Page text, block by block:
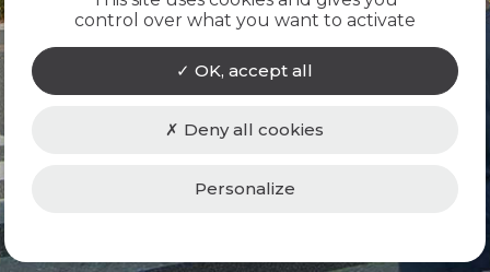
revenir à la page d'accueil.
RETOUR À L'ACCUEIL
control over what you want to activate
OK, accept all
Deny all cookies
Personalize